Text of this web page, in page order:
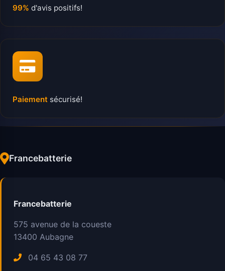
99% d'avis positifs!
Paiement sécurisé!
Francebatterie
Francebatterie
575 avenue de la coueste
13400 Aubagne
04 65 43 08 77